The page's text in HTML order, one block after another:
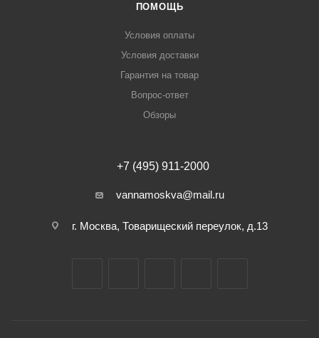
ПОМОЩЬ
Условия оплаты
Условия доставки
Гарантия на товар
Вопрос-ответ
Обзоры
+7 (495) 911-2000
vannamoskva@mail.ru
г. Москва, Товарищеский переулок, д.13